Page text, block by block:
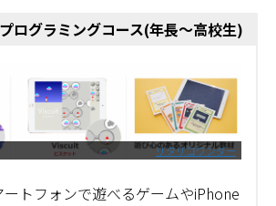
ログラミングコース(年長～高校生)
リタリコワンダー
トフォンで遊べるゲームやiPhone